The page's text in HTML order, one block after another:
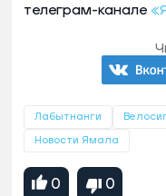
телеграм-канале
Лабытнанги
Новости Ямала
0 0